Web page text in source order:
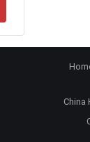
China